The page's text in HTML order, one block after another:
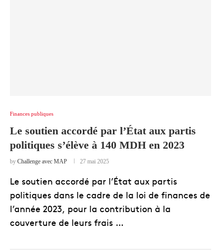
Finances publiques
Le soutien accordé par l’État aux partis
politiques s’élève à 140 MDH en 2023
by Challenge avec MAP 27 mai 2025
Le soutien accordé par l’État aux partis
politiques dans le cadre de la loi de finances de
l’année 2023, pour la contribution à la
couverture de leurs frais …